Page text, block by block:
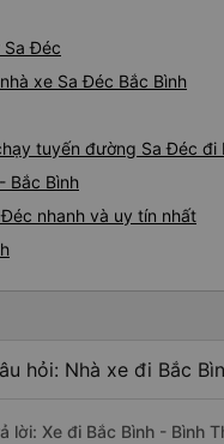
Sa Đéc
xe Sa Đéc Bắc Bình
tuyến đường Sa Đéc đi
Bắc Bình
nhanh và uy tín nhất
hỏi: Nhà xe đi Bắc
lời: Xe đi Bắc Bình - Bình